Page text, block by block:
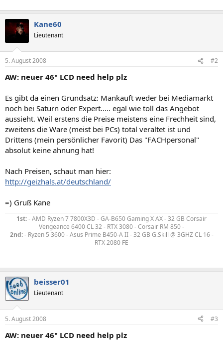
Kane60
Lieutenant
5. August 2008 #2
AW: neuer 46" LCD need help plz
Es gibt da einen Grundsatz: Mankauft weder bei Mediamarkt
noch bei Saturn oder Expert..... egal wie toll das Angebot
aussieht. Weil erstens die Preise meistens eine Frechheit sind,
zweitens die Ware (meist bei PCs) total veraltet ist und
Drittens (mein persönlicher Favorit) Das ''FACHpersonal''
absolut keine ahnung hat!
Nach Preisen, schaut man hier:
http://geizhals.at/deutschland/
=) Gruß Kane
1st:- AMD Ryzen 7 7800X3D - GA-B650 Gaming X AX - 32 GB Corsair
Vengeance 6400 CL 32 - RTX 3080 - Corsair RM 850 -
2nd:- Ryzen 5 3600 - Asus Prime B450-A II - 32 GB G.Skill @ 3GHZ CL 16 -
RTX 2080 FE
beisser01
Lieutenant
5. August 2008 #3
AW: neuer 46" LCD need help plz